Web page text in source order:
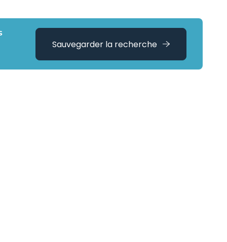
Sauvegarder la recherche